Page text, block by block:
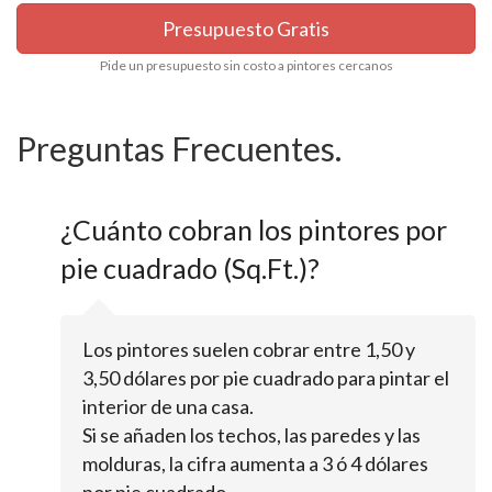
Presupuesto Gratis
Pide un presupuesto sin costo a pintores cercanos
Preguntas Frecuentes.
¿Cuánto cobran los pintores por
pie cuadrado (Sq.Ft.)?
Los pintores suelen cobrar entre 1,50 y
3,50 dólares por pie cuadrado para pintar el
interior de una casa.
Si se añaden los techos, las paredes y las
molduras, la cifra aumenta a 3 ó 4 dólares